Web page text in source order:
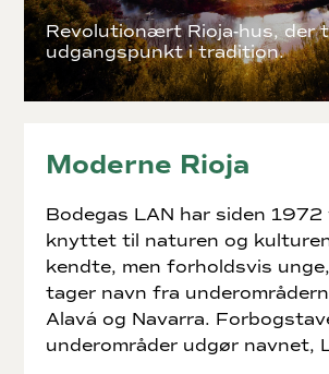
Revolutionært Rioja-hus, der
udgangspunkt i tradition.
Moderne Rioja
Bodegas LAN har siden
knyttet til naturen og
kendte, men forholdsvis
tager navn fra
Alavá og Navarra.
underområder udgør navnet,